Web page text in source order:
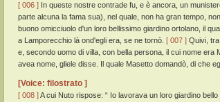
[ 006 ] In queste nostre contrade fu, e è ancora, un
parte alcuna la fama sua), nel quale, non ha gran tempo,
buono omicciuolo d'un loro bellissimo giardino ortolano, il
a Lamporecchio là ond'egli era, se ne tornò. [ 007 ] Quivi,
e, secondo uomo di villa, con bella persona, il cui nome
avea nome, gliele disse. Il quale Masetto domandò, di che
[Voice: filostrato ]
[ 008 ]A cui Nuto rispose: “ Io lavorava un loro giardino